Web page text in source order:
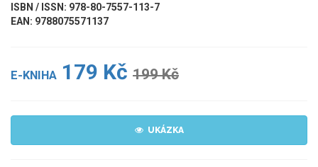
ISBN / ISSN: 978-80-7557-113-7
EAN: 9788075571137
E-KNIHA 179 Kč 199 Kč
UKÁZKA